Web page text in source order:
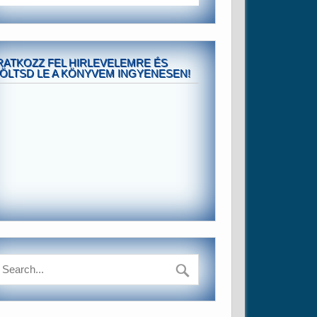
FEL HIRLEVELEMRE ÉS
LE A KÖNYVEM INGYENESEN!